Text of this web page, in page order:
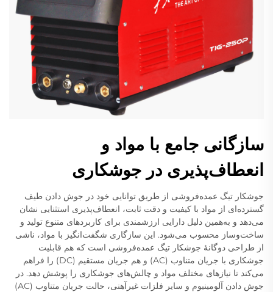
سازگانی جامع با مواد و
انعطاف‌پذیری در جوشکاری
جوشکار تیگ عمده‌فروشی از طریق توانایی خود در جوش دادن طیف
گسترده‌ای از مواد با کیفیت و دقت ثابت، انعطاف‌پذیری استثنایی نشان
می‌دهد و به‌همین دلیل دارایی ارزشمندی برای کاربردهای متنوع تولید و
ساخت‌وساز محسوب می‌شود. این سازگاری شگفت‌انگیز با مواد، ناشی
از طراحی دوگانهٔ جوشکار تیگ عمده‌فروشی است که هم قابلیت
جوشکاری با جریان متناوب (AC) و هم جریان مستقیم (DC) را فراهم
می‌کند تا نیازهای مختلف مواد و چالش‌های جوشکاری را پوشش دهد. در
جوش دادن آلومینیوم و سایر فلزات غیرآهنی، حالت جریان متناوب (AC)